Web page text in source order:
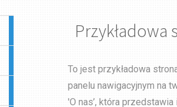
Przykładowa
To jest przykładowa
panelu nawigacyjnym na
'O nas’, która